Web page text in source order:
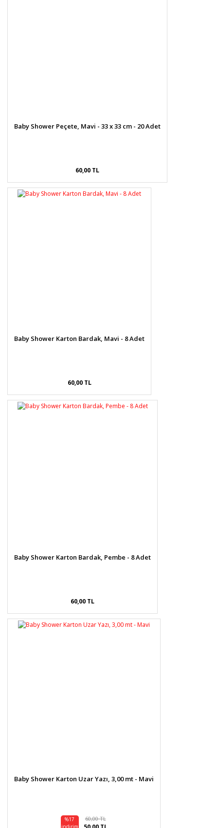
Baby Shower Peçete, Mavi - 33 x 33 cm - 20 Adet
60,00 TL
Baby Shower Karton Bardak, Mavi - 8 Adet
60,00 TL
Baby Shower Karton Bardak, Pembe - 8 Adet
60,00 TL
Baby Shower Karton Uzar Yazı, 3,00 mt - Mavi
%17
indirim
60,00 TL